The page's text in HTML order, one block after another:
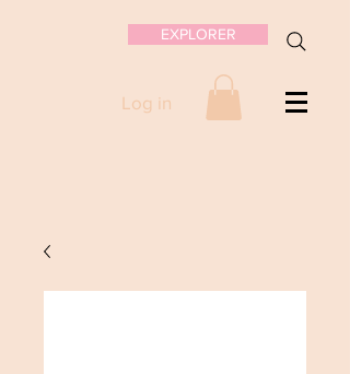
EXPLORER
Log in